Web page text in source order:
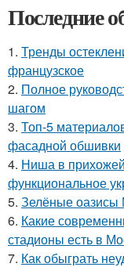
Последние
1. Тренды
французское
2. Полное
шагом
3. Топ-5
фасадной обшивки
4. Ниша в
функциональное
5. Зелёные оазисы
6. Какие
стадионы есть в
7. Как обыграть